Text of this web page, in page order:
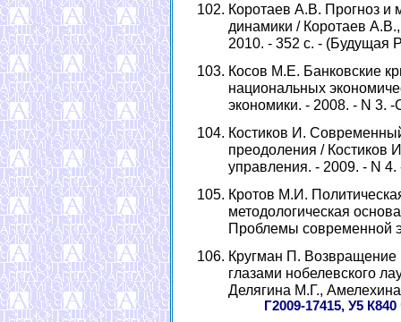
Коротаев А.В. Прогноз и
динамики / Коротаев
2010. - 352 с. - (Будущая
Косов М.Е. Банковские
национальных
экономики. - 2008. - N 3. -
Костиков И.
преодоления / Костиков
управления. - 2009. - N
Кротов М.И.
методологическая
Проблемы современной
Кругман П. Возвращение
глазами нобелевского
Делягина М.Г.,
Г2009-17415, У5 К840